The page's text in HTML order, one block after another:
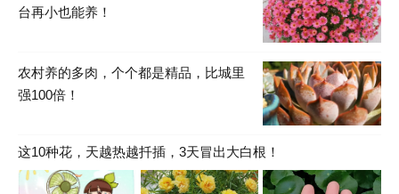
台再小也能养！
农村养的多肉，个个都是精品，比城里
强100倍！
这10种花，天越热越扦插，3天冒出大白根！